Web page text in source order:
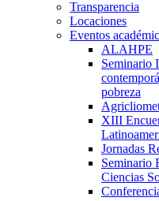
Transparencia
Locaciones
Eventos
ALAHPE
Seminario
pobreza
XIII
Jornadas
Seminario
Ciencias